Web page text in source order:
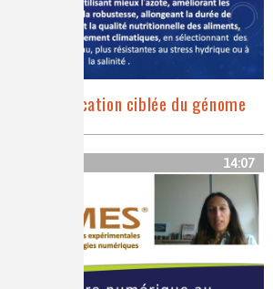
de la modification ciblée du génome
14:07